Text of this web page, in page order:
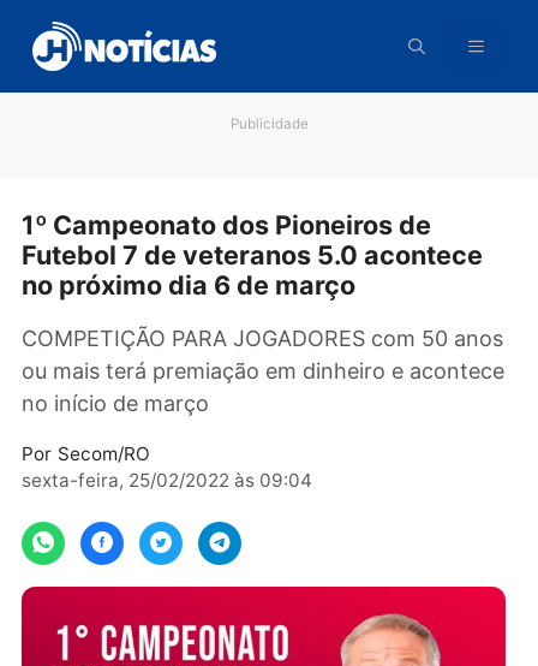
para
conteúdo
1º Campeonato dos Pioneiros de
Futebol 7 de veteranos 5.0 acontece
COMPETIÇÃO PARA JOGADORES com 50
ou mais terá premiação em dinheiro e
no início de março
sexta-feira, 25/02/2022 às 09:04